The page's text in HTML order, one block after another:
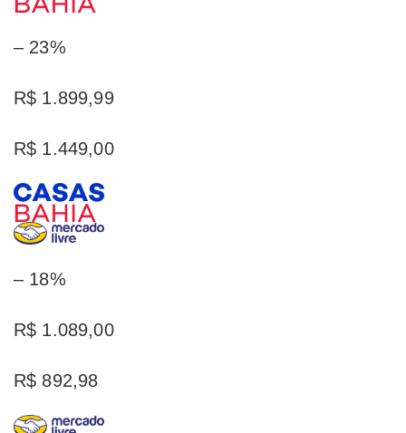
– 23%
R$ 1.899,99
R$ 1.449,00
– 18%
R$ 1.089,00
R$ 892,98